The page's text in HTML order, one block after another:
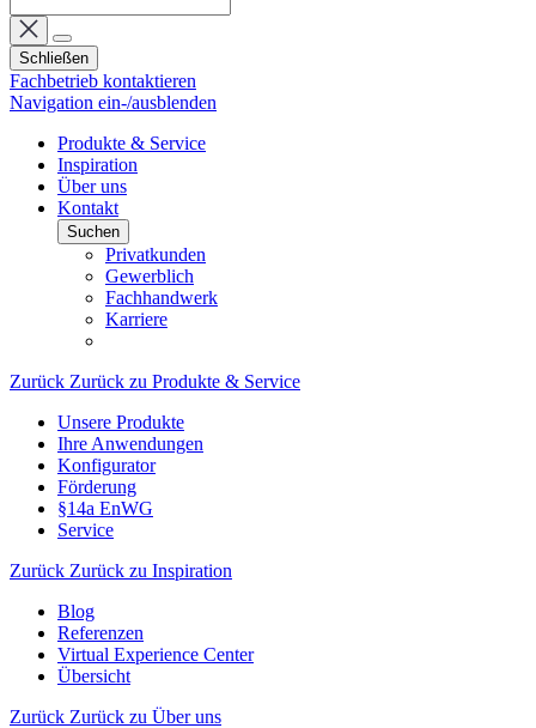
Schließen
Fachbetrieb kontaktieren
Navigation ein-/ausblenden
Produkte & Service
Inspiration
Über uns
Kontakt
Suchen
Privatkunden
Gewerblich
Fachhandwerk
Karriere
Zurück Zurück zu Produkte & Service
Unsere Produkte
Ihre Anwendungen
Konfigurator
Förderung
§14a EnWG
Service
Zurück Zurück zu Inspiration
Blog
Referenzen
Virtual Experience Center
Übersicht
Zurück Zurück zu Über uns